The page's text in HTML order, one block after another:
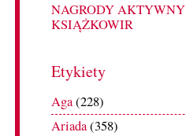
NAGRODY AKTYWNY
KSIĄŻKOWIR
Etykiety
Aga(228)
Ariada(358)